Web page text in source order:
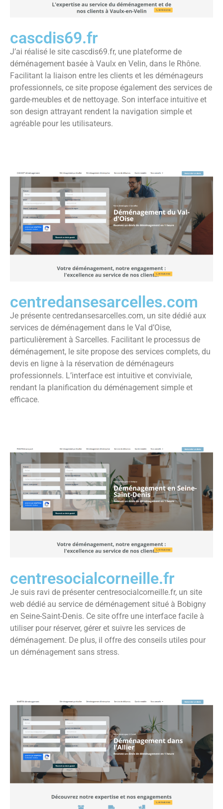
cascdis69.fr
J’ai réalisé le site cascdis69.fr, une plateforme de
déménagement basée à Vaulx en Velin, dans le Rhône.
Facilitant la liaison entre les clients et les déménageurs
professionnels, ce site propose également des services de
garde-meubles et de nettoyage. Son interface intuitive et
son design attrayant rendent la navigation simple et
agréable pour les utilisateurs.
centredansesarcelles.com
Je présente centredansesarcelles.com, un site dédié aux
services de déménagement dans le Val d’Oise,
particulièrement à Sarcelles. Facilitant le processus de
déménagement, le site propose des services complets, du
devis en ligne à la réservation de déménageurs
professionnels. L’interface est intuitive et conviviale,
rendant la planification du déménagement simple et
efficace.
centresocialcorneille.fr
Je suis ravi de présenter centresocialcorneille.fr, un site
web dédié au service de déménagement situé à Bobigny
en Seine-Saint-Denis. Ce site offre une interface facile à
utiliser pour réserver, gérer et suivre les services de
déménagement. De plus, il offre des conseils utiles pour
un déménagement sans stress.